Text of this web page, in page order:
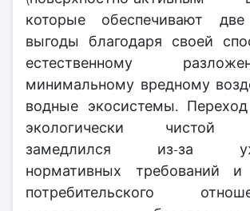
которые обеспечивают
выгоды благодаря своей
естественному
минимальному вредному
водные экосистемы.
экологически чистой
замедлился из-за
нормативных требований и
потребительского